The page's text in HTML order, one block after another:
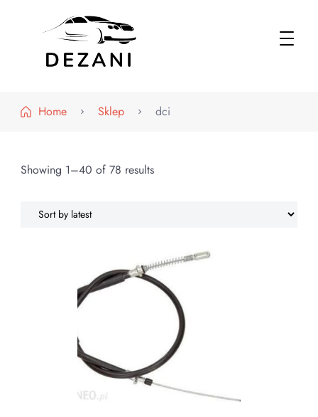
Home
Sklep dci
Showing 1–40 of 78 results